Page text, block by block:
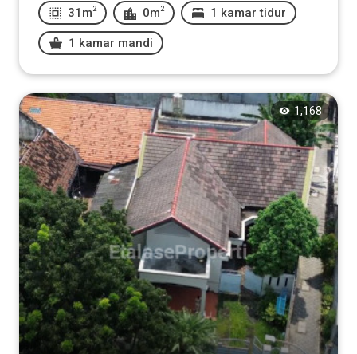
31m 2 0m 2 1 kamar tidur
1 kamar mandi
1,168